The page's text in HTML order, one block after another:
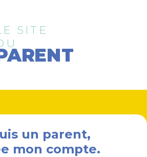
SITE
un parent,
mon compte.